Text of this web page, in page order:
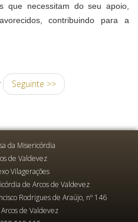
necessitam do seu apoio,
contribuindo para a
Seguinte >>
da Misericórdia
de Valdevez
Vilagerações
de Arcos de Valdevez
Rodrigues de Araújo, nº 146
de Valdevez